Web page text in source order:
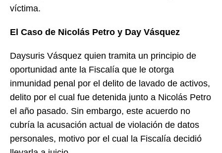
víctima.
El Caso de Nicolás Petro y Day Vásquez
Daysuris Vásquez quien tramita un principio de
oportunidad ante la Fiscalía que le otorga
inmunidad penal por el delito de lavado de activos,
delito por el cual fue detenida junto a Nicolás Petro
el año pasado. Sin embargo, este acuerdo no
cubría la acusación actual de violación de datos
personales, motivo por el cual la Fiscalía decidió